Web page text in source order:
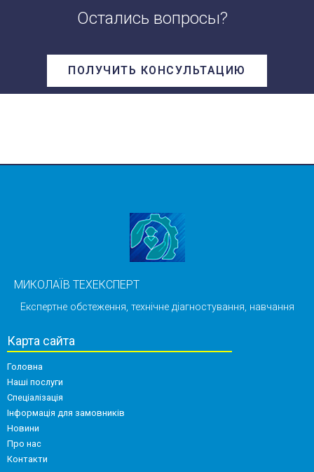
Остались вопросы?
ПОЛУЧИТЬ КОНСУЛЬТАЦИЮ
МИКОЛАЇВ ТЕХЕКСПЕРТ
Експертне обстеження, технічне діагностування, навчання
Карта сайта
Головна
Наші послуги
Спеціалізація
Інформація для замовників
Новини
Про нас
Контакти